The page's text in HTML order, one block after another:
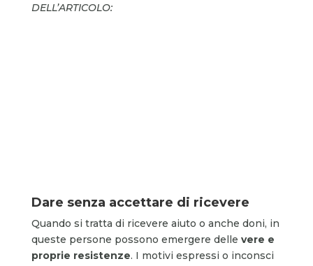
DELL’ARTICOLO:
Dare senza accettare di ricevere
Quando si tratta di ricevere aiuto o anche doni, in
queste persone possono emergere delle vere e
proprie resistenze. I motivi espressi o inconsci